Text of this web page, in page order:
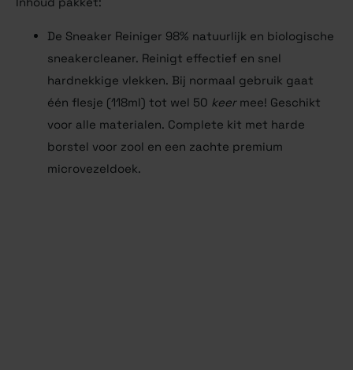
De Sneaker Reiniger 98% natuurlijk en biologische
sneakercleaner. Reinigt effectief en snel
hardnekkige vlekken. Bij normaal gebruik gaat
één flesje (118ml) tot wel 50 keermee! Geschikt
voor alle materialen. Complete kit met harde
borstel voor zool en een zachte premium
microvezeldoek.